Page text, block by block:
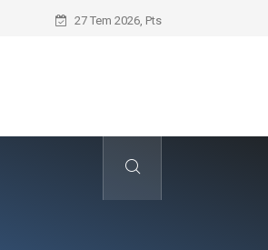
Hayır Deme Sanatı Nedir?
27 Tem 2026, Pts